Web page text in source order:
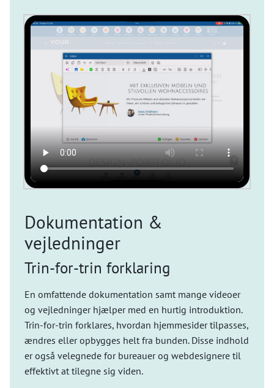
Dokumentation &
vejledninger
Trin-for-trin forklaring
En omfattende dokumentation samt mange videoer
og vejledninger hjælper med en hurtig introduktion.
Trin-for-trin forklares, hvordan hjemmesider tilpasses,
ændres eller opbygges helt fra bunden. Disse indhold
er også velegnede for bureauer og webdesignere til
effektivt at tilegne sig viden.